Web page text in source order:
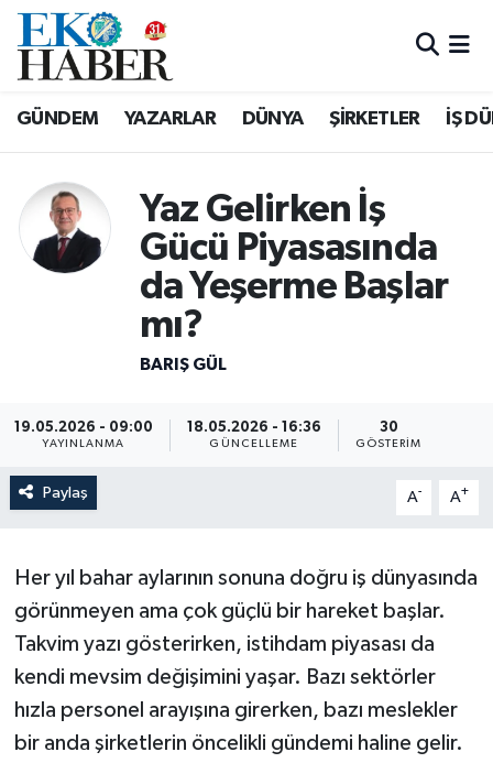
GÜNDEM YAZARLAR DÜNYA ŞİRKETLER İŞ
Yaz Gelirken İş
Gücü Piyasasında
da Yeşerme Başlar
mı?
BARIŞ GÜL
19.05.2026 - 09:00
YAYINLANMA
18.05.2026 - 16:36
GÜNCELLEME
30
GÖSTERIM
Paylaş A- A+
Her yıl bahar aylarının sonuna doğru iş dünyasında
görünmeyen ama çok güçlü bir hareket başlar.
Takvim yazı gösterirken, istihdam piyasası da
kendi mevsim değişimini yaşar. Bazı sektörler
hızla personel arayışına girerken, bazı meslekler
bir anda şirketlerin öncelikli gündemi haline gelir.
Hava Durumu
Süper Lig Puan Durumu ve Fikstür
Tüm Manşetler
Son Dakika Haberleri
Haber Arşivi